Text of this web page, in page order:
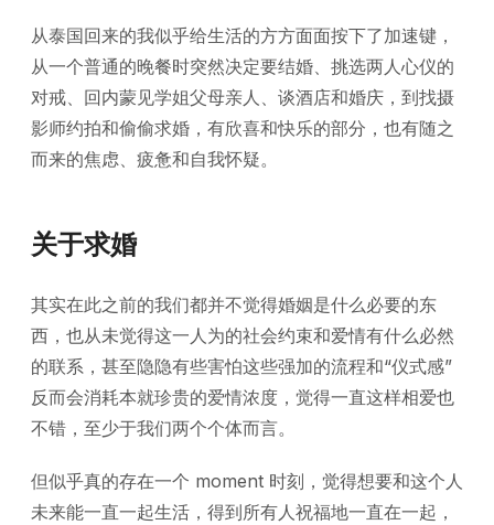
从泰国回来的我似乎给生活的方方面面按下了加速键，
从一个普通的晚餐时突然决定要结婚、挑选两人心仪的
对戒、回内蒙见学姐父母亲人、谈酒店和婚庆，到找摄
影师约拍和偷偷求婚，有欣喜和快乐的部分，也有随之
而来的焦虑、疲惫和自我怀疑。
关于求婚
其实在此之前的我们都并不觉得婚姻是什么必要的东
西，也从未觉得这一人为的社会约束和爱情有什么必然
的联系，甚至隐隐有些害怕这些强加的流程和“仪式感”
反而会消耗本就珍贵的爱情浓度，觉得一直这样相爱也
不错，至少于我们两个个体而言。
但似乎真的存在一个 moment 时刻，觉得想要和这个人
未来能一直一起生活，得到所有人祝福地一直在一起，